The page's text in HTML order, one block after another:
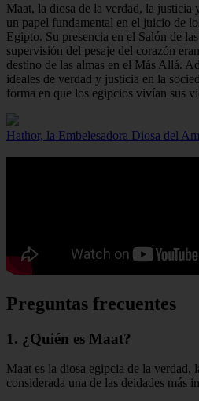
Maat, la diosa de la verdad, la justicia
un papel fundamental en el juicio de
Egipto. Su presencia en el Salón de
supervisión del pesaje del corazón
destino de las almas en el Más Allá.
ideales de verdad y justicia en la
forma en que los egipcios vivían sus
Hathor, la Embelesadora Diosa del
Preguntas frecuentes
1. ¿Quién es Maat?
Maat es la diosa egipcia de la
considerada una de las deidades más